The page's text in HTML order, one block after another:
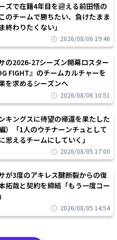
ズで在籍4年目を迎える前田悟の
のチームで勝ちたい、負けたまま
終わりたくない」
2026/08/06 19:46
の2026-27シーズン開幕ロスター
FIGHT』のチームカルチャーを
を求めるシーズンへ
2026/08/06 10:51
キングスに待望の帰還を果たした
）「1人のウチナーンチュとして
思えるチームにしていく」
2026/08/05 17:00
が3度のアキレス腱断裂からの復
拓哉と契約を締結「もう一度コー
2026/08/05 14:54